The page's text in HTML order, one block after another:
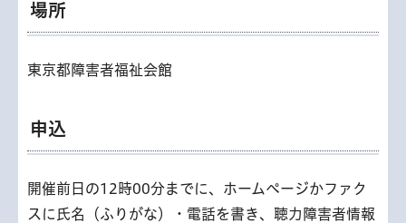
場所
東京都障害者福祉会館
申込
開催前日の12時00分までに、ホームページかファク
スに氏名（ふりがな）・電話を書き、聴力障害者情報